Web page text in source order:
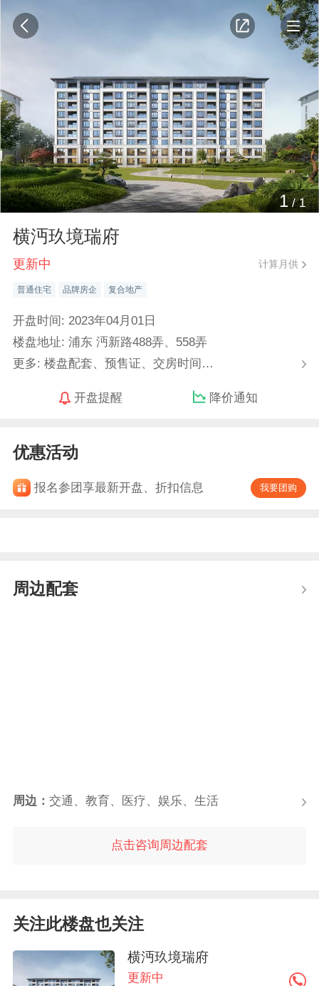
1/1
横沔玖境瑞府
更新中 计算月供
普通住宅 品牌房企 复合地产
开盘时间: 2023年04月01日
楼盘地址: 浦东 沔新路488弄、558弄
更多: 楼盘配套、预售证、交房时间…
开盘提醒 降价通知
优惠活动
报名参团享最新开盘、折扣信息 我要团购
周边配套
周边： 交通、教育、医疗、娱乐、生活
点击咨询周边配套
关注此楼盘也关注
横沔玖境瑞府
更新中